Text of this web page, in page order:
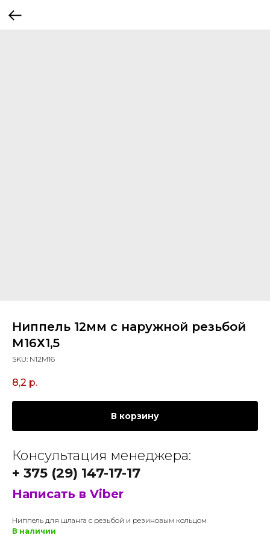
Ниппель 12мм с наружной резьбой
М16Х1,5
SKU: N12M16
8,2 р.
В корзину
Консультация менеджера:
+ 375 (29) 147-17-17
Написать в Viber
Ниппель для шланга с резьбой и резиновым кольцом
В наличии